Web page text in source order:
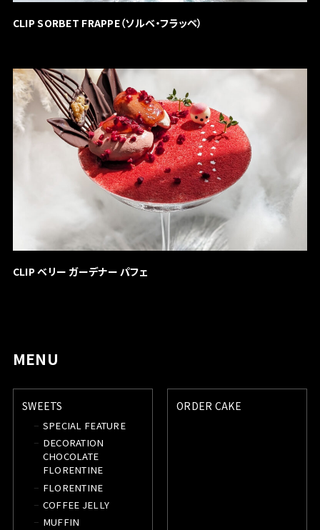
CLIP SORBET FRAPPE（ソルベ・フラッペ）
CLIP ベリー ガーデナー パフェ
MENU
SWEETS
SPECIAL FEATURE
DECORATION
CHOCOLATE
FLORENTINE
FLORENTINE
COFFEE JELLY
MUFFIN
ORDER CAKE